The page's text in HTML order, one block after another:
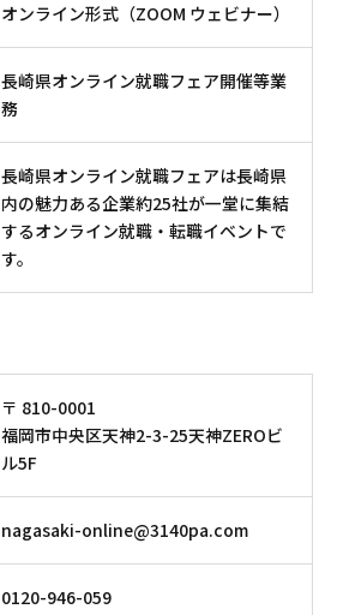
オンライン形式（ZOOM ウェビナー）
長崎県オンライン就職フェア開催等業
務
長崎県オンライン就職フェアは長崎県
内の魅力ある企業約25社が一堂に集結
するオンライン就職・転職イベントで
す。
〒 810-0001
福岡市中央区天神2-3-25天神ZEROビ
ル5F
nagasaki-online@3140pa.com
0120-946-059